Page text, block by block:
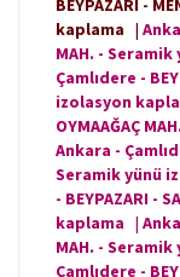
BEYPAZARI -
kaplama |
MAH. -
Çamlıdere -
izolasyon
OYMAAĞAÇ
Ankara -
Seramik yünü
- BEYPAZARI -
kaplama |
MAH. -
Çamlıdere -